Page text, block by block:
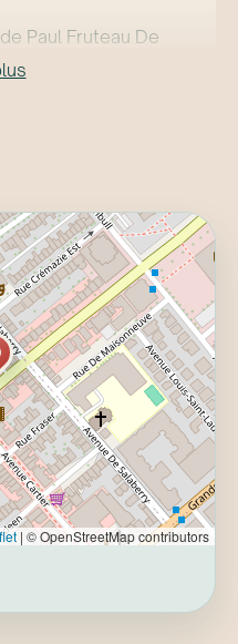
Paul Fruteau De
:
(sur
pas par
une demi-heure
19h dernier délais.
redistribuées
pour tout le monde
| © OpenStreetMap contributors